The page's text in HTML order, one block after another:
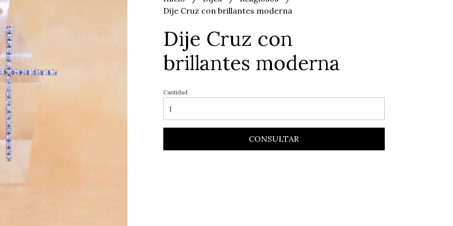
Dije Cruz con brillantes moderna
Dije Cruz con
brillantes moderna
Cantidad
CONSULTAR